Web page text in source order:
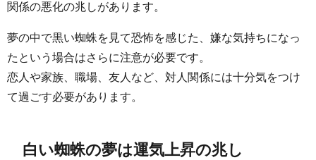
関係の悪化の兆しがあります。
夢の中で黒い蜘蛛を見て恐怖を感じた、嫌な気持ちになっ
たという場合はさらに注意が必要です。
恋人や家族、職場、友人など、対人関係には十分気をつけ
て過ごす必要があります。
白い蜘蛛の夢は運気上昇の兆し